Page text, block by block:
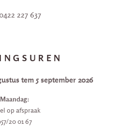
227 637
tem 5 september 2026
Maandag:
op afspraak
20 01 67